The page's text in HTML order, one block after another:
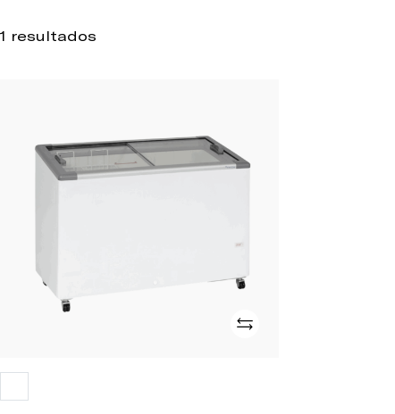
1 resultados
Adicionar